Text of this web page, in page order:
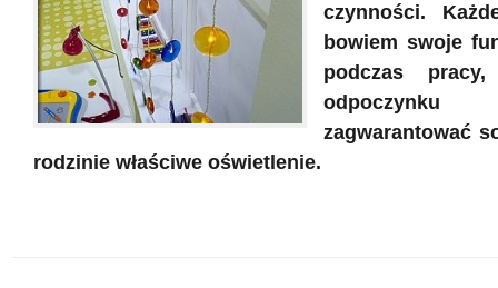
czynności.
bowiem swoje
podczas
zagwarantować
rodzinie właściwe oświetlenie.